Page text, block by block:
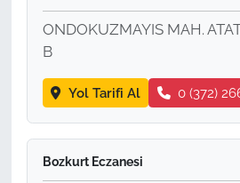
ONDOKUZMAYIS MAH.
B
Yol Tarifi Al 0 (372)
Bozkurt Eczanesi